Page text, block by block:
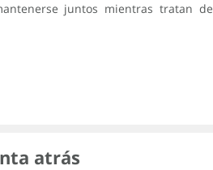
juntos mientras tratan de
atrás